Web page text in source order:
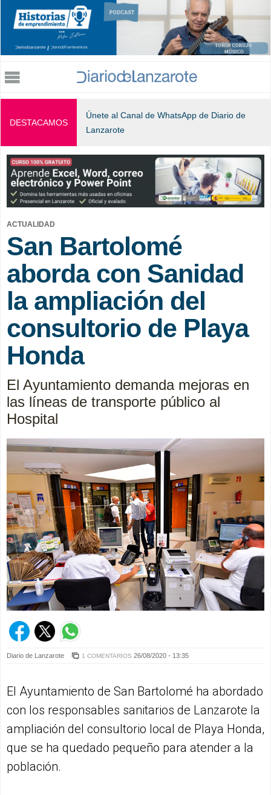
Jump to navigation
DESTACAMOS
Únete al Canal de WhatsApp de Diario de
Lanzarote
ACTUALIDAD
San Bartolomé
aborda con Sanidad
la ampliación del
consultorio de Playa
Honda
El Ayuntamiento demanda mejoras en
las líneas de transporte público al
Hospital
Diario de Lanzarote 1 COMENTARIOS 26/08/2020 - 13:35
El Ayuntamiento de San Bartolomé ha abordado
con los responsables sanitarios de Lanzarote la
ampliación del consultorio local de Playa Honda,
que se ha quedado pequeño para atender a la
población.